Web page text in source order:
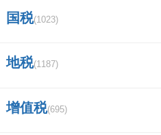
国税(1023)
地税(1187)
增值税(695)